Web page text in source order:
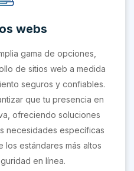
webs
gama de opciones,
de sitios web a medida
seguros y confiables.
que tu presencia en
ofreciendo soluciones
necesidades específicas
los estándares más altos
en línea.